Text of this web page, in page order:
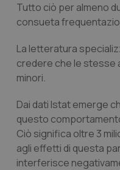
Tutto ciò per almeno
consueta
La letteratura
credere che le stesse
minori.
Dai dati Istat emerge
questo
Ciò significa oltre 3
agli effetti di questa
interferisce